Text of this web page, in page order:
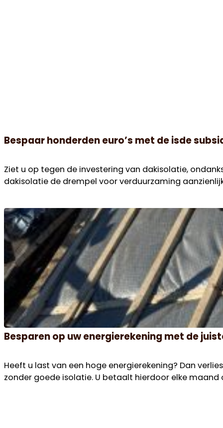
Besparen op uw energierekening met de
Heeft u last van een hoge energierekening? Dan
zonder goede isolatie. U betaalt hierdoor elke maand
Versleten dakpannen en de verborgen
Zijn uw dakpannen poreus of liggen ze scheef na